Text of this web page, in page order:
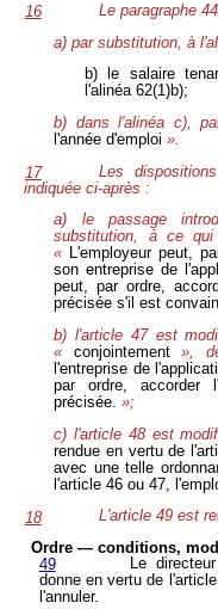
16
Le paragraphe
a) par substitution, à
b) le salaire
l'alinéa 62(1)b);
b) dans l'alinéa c),
l'année d'emploi ».
17
Les
indiquée ci-après :
a) le passage
substitution, à ce
« L'employeur peut,
son entreprise de
peut, par ordre,
précisée s'il est
b) l'article 47 est
« conjointement»,
l'entreprise de
par ordre, accorder
précisée. »;
c) l'article 48 est
rendue en vertu de
avec une telle
l'article 46 ou 47,
18
L'article 49 est
Ordre — conditions,
49
Le
donne en vertu de
l'annuler.